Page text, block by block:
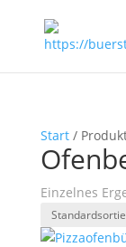
Start/
Einzelnes